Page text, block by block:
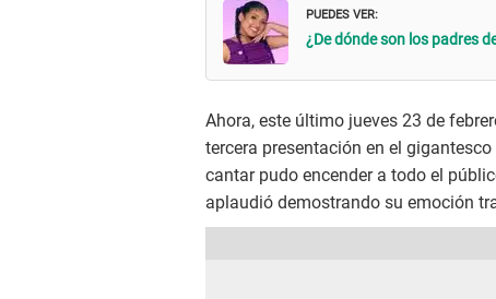
PUEDES VER:
¿De dónde son los padres
Ahora, este último jueves 23 de
tercera presentación en el
cantar pudo encender a todo el
aplaudió demostrando su emoción